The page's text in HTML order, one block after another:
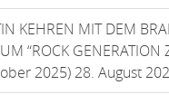
KEHREN MIT DEM
“ROCK GENERATION
2025) 28. August